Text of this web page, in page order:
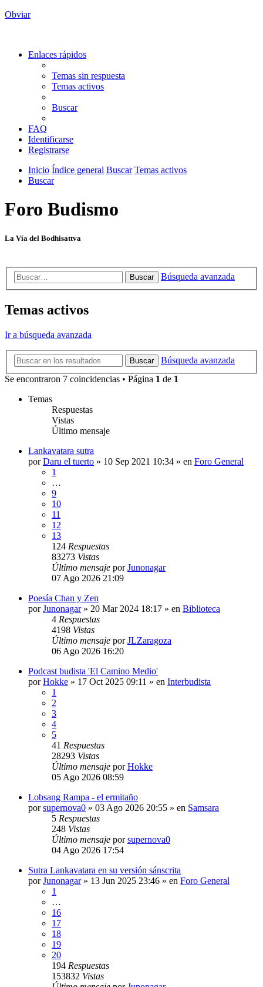
Obviar
Enlaces rápidos
Temas sin respuesta
Temas activos
Buscar
FAQ
Identificarse
Registrarse
Inicio Índice general Buscar Temas activos
Buscar
Foro Budismo
La Vía del Bodhisattva
Buscar Búsqueda avanzada
Temas activos
Ir a búsqueda avanzada
Buscar
Búsqueda avanzada
Se encontraron 7 coincidencias • Página 1 de 1
Temas
Respuestas
Vistas
Último mensaje
Lankavatara sutra
porDaru el tuerto » 10 Sep 2021 10:34 » en Foro General
1
…
9
10
11
12
13
124 Respuestas
83273 Vistas
Último mensaje porJunonagar
07 Ago 2026 21:09
Poesía Chan y Zen
porJunonagar» 20 Mar 2024 18:17 » en Biblioteca
4 Respuestas
4198 Vistas
Último mensaje porJLZaragoza
06 Ago 2026 16:20
Podcast budista 'El Camino Medio'
porHokke » 17 Oct 2025 09:11 » en Interbudista
1
2
3
4
5
41 Respuestas
28293 Vistas
Último mensaje porHokke
05 Ago 2026 08:59
Lobsang Rampa - el ermitaño
porsupernova0 » 03 Ago 2026 20:55 » en Samsara
5 Respuestas
248 Vistas
Último mensaje porsupernova0
04 Ago 2026 17:54
Sutra Lankavatara en su versión sánscrita
porJunonagar» 13 Jun 2025 23:46 » en Foro General
1
…
16
17
18
19
20
194 Respuestas
153832 Vistas